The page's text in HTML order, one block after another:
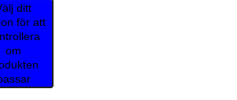
ditt
för att
om